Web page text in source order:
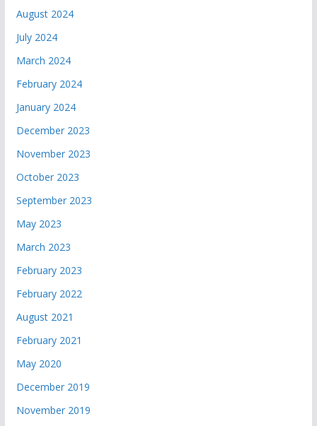
August 2024
July 2024
March 2024
February 2024
January 2024
December 2023
November 2023
October 2023
September 2023
May 2023
March 2023
February 2023
February 2022
August 2021
February 2021
May 2020
December 2019
November 2019